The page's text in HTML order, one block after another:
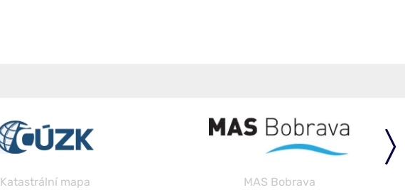
Katastrální mapa MAS Bobrava